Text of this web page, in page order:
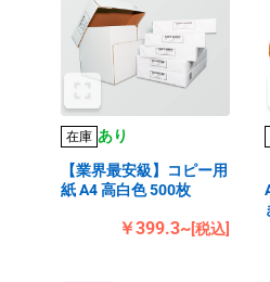
在庫 あり
【業界最安級】コピー用
紙 A4 高白色 500枚
￥399.3~[税込]